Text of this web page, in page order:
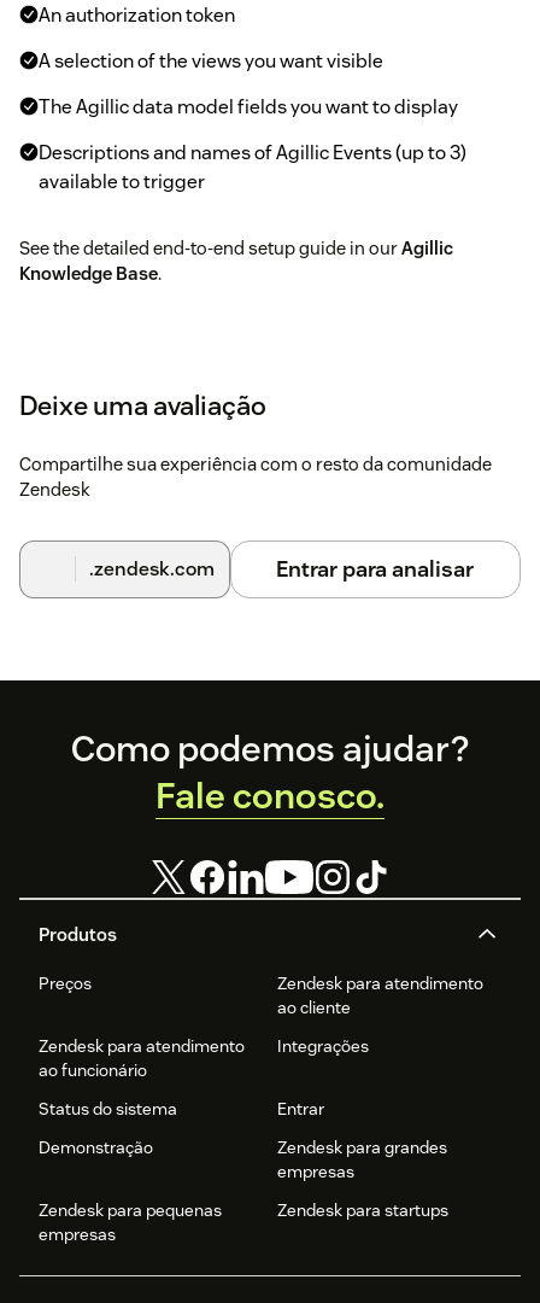
An authorization token
A selection of the views you want visible
The Agillic data model fields you want to display
Descriptions and names of Agillic Events (up to 3)
available to trigger
See the detailed end-to-end setup guide in ourAgillic
Knowledge Base.
Deixe uma avaliação
Compartilhe sua experiência com o resto da comunidade
Zendesk
.zendesk.com Entrar para analisar
Footer
Produtos
Preços
Zendesk para atendimento
ao cliente
Zendesk para atendimento
ao funcionário
Integrações
Status do sistema
Entrar
Demonstração
Zendesk para grandes
empresas
Zendesk para pequenas
empresas
Zendesk para startups
Como podemos ajudar?
Fale conosco.